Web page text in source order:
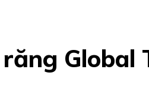
Global